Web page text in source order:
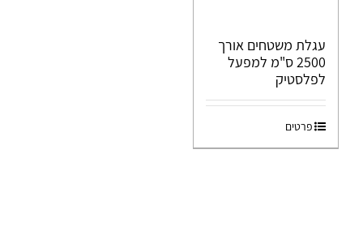
עגלת משטחים אורך
2500 ס"מ למפעל
לפלסטיק
פרטים